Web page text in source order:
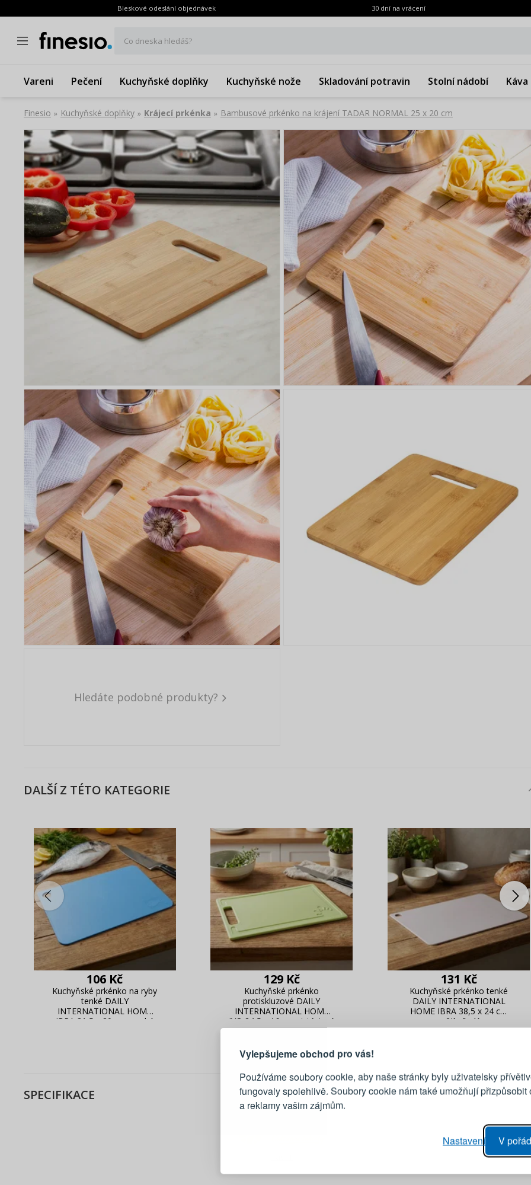
Vylepšujeme obchod pro vás!
Používáme soubory cookie, aby naše stránky byly uživatelsky
fungovaly spolehlivě. Soubory cookie nám také umožňují přizpůsobit
a reklamy vašim zájmům.
V
Nastavení
Bleskové odeslání objednávek 30 dní na vrácení
Co dneska hledáš?
Vareni Pečení Kuchyňské doplňky Kuchyňské nože Skladování potravin Stolní nádobí Káva
Finesio » Kuchyňské doplňky » Krájecí prkénka » Bambusové prkénko na krájení TADAR NORMAL 25 x 20 cm
Hledáte podobné produkty?
DALŠÍ Z TÉTO KATEGORIE
106 Kč
Kuchyňské prkénko na ryby
tenké DAILY
INTERNATIONAL HOME
IBRA 31,5 x 20 cm modré
129 Kč
Kuchyňské prkénko
protiskluzové DAILY
INTERNATIONAL HOME
IVO 24,5 x 16 cm pistáciové
131 Kč
Kuchyňské prkénko tenké
DAILY INTERNATIONAL
HOME IBRA 38,5 x 24 cm
světle šedé
SPECIFIKACE
Zde je důvod, proč se vyplatí
vytvořit účet
Živý náhled na změny v objednávce
PŘIHLÁŠENÍ
Emailová adresa
PŘIHLÁSIT